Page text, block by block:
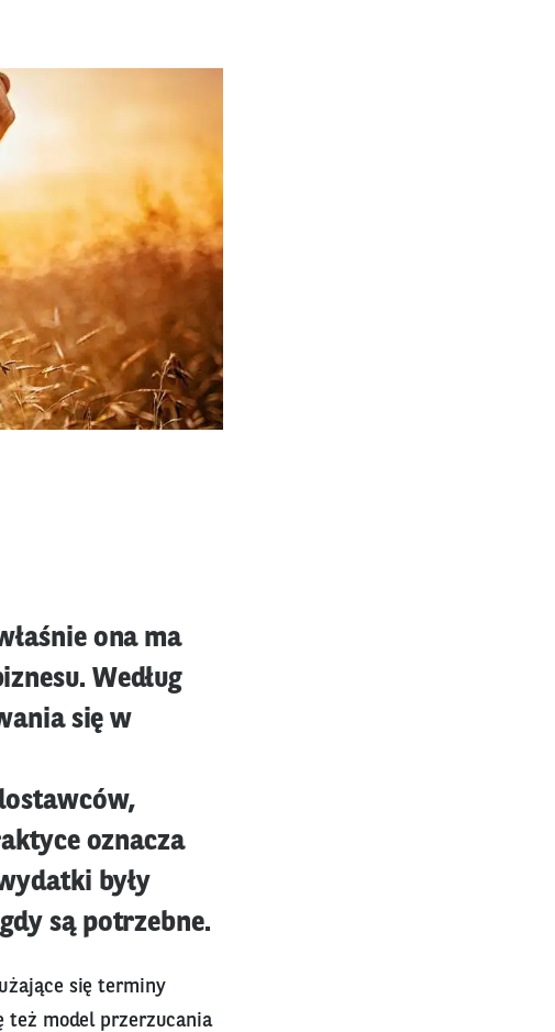
ona ma
Według
się w
oznacza
były
są potrzebne.
się terminy
też model przerzucania